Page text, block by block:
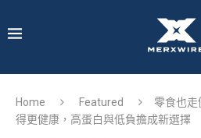
Home Featured
零食也
得更健康，高蛋白與低負擔成新選擇